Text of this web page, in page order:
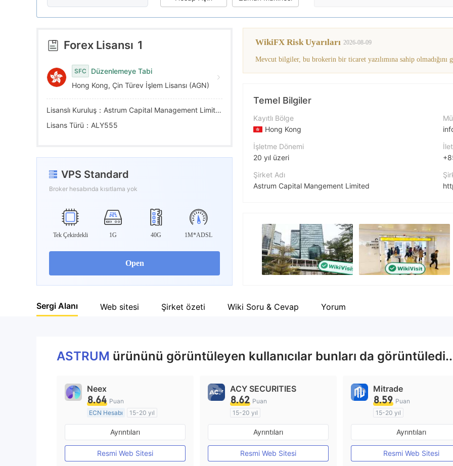
7
8
9
9
Forex Lisansı 1
SFC
Düzenlemeye Tabi
Hong Kong, Çin Türev İşlem Lisansı (AGN)
Lisanslı Kuruluş：Astrum Capital Management Limited
Lisans Türü：ALY555
VPS Standard
Broker hesabında kısıtlama yok
Tek Çekirdekli 1G 40G 1M*ADSL
Open
WikiFX Risk Uyarıları 2026-08-09
Mevcut bilgiler, bu brokerin bir ticaret yazılımına sahip
Temel Bilgiler
Kayıtlı Bölge
Hong Kong
İşletme Dönemi
20 yıl üzeri
Şirket Adı
Astrum Capital Mangement Limited
Şirket çalışanı
Sergi Alanı Web sitesi Şirket özeti Wiki Soru & Cevap Yorum
ASTRUM ürününü görüntüleyen kullanıcılar bunları da görüntüledi..
Neex
8.64 Puan
ECN Hesabı
15-20 yıl
Düzenleyici Ülke/Bölge: Avustralya
Pazar Yapıcılık (MM)
MT4 Tam Lisans
Ayrıntıları
Resmi Web Sitesi
ACY SECURITIES
8.62 Puan
15-20 yıl
Düzenleyici Ülke/Bölge: Avustralya
Pazar Yapıcılık (MM)
MT4 Tam Lisans
Ayrıntıları
Resmi Web Sitesi
Mitrade
8.59 Puan
15-20 yıl
Pazar Yapıcılık (MM)
Kendi kendini geliştirmiş
Ayrıntıları
Resmi Web Sitesi